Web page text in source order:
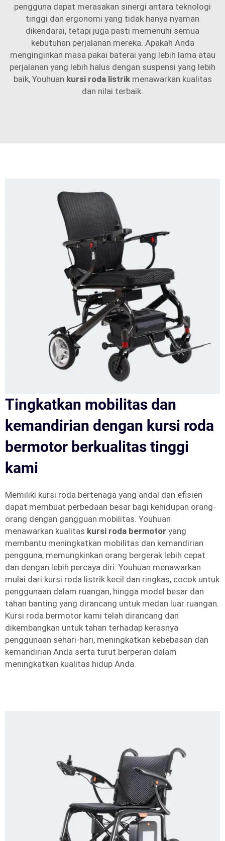
pengguna dapat merasakan sinergi antara teknologi
tinggi dan ergonomi yang tidak hanya nyaman
dikendarai, tetapi juga pasti memenuhi semua
kebutuhan perjalanan mereka. Apakah Anda
menginginkan masa pakai baterai yang lebih lama atau
perjalanan yang lebih halus dengan suspensi yang lebih
baik, Youhuan kursi roda listrik menawarkan kualitas
dan nilai terbaik.
Tingkatkan mobilitas dan
kemandirian dengan kursi roda
bermotor berkualitas tinggi
kami
Memiliki kursi roda bertenaga yang andal dan efisien
dapat membuat perbedaan besar bagi kehidupan orang-
orang dengan gangguan mobilitas. Youhuan
menawarkan kualitas kursi roda bermotor yang
membantu meningkatkan mobilitas dan kemandirian
pengguna, memungkinkan orang bergerak lebih cepat
dan dengan lebih percaya diri. Youhuan menawarkan
mulai dari kursi roda listrik kecil dan ringkas, cocok untuk
penggunaan dalam ruangan, hingga model besar dan
tahan banting yang dirancang untuk medan luar ruangan.
Kursi roda bermotor kami telah dirancang dan
dikembangkan untuk tahan terhadap kerasnya
penggunaan sehari-hari, meningkatkan kebebasan dan
kemandirian Anda serta turut berperan dalam
meningkatkan kualitas hidup Anda.